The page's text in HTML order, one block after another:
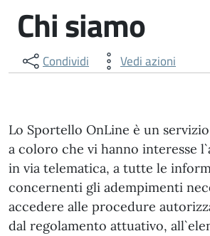
Chi siamo
Condividi Vedi azioni
Lo Sportello OnLine è un
a coloro che vi hanno interesse
in via telematica, a tutte le
concernenti gli adempimenti
accedere alle procedure
dal regolamento attuativo,